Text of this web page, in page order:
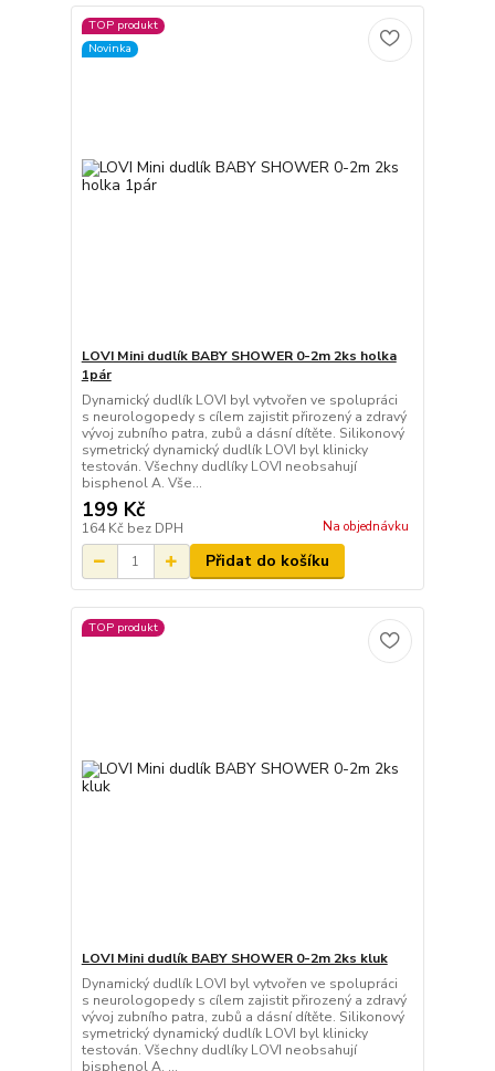
TOP produkt
Novinka
LOVI Mini dudlík BABY SHOWER 0-2m 2ks holka
1pár
Dynamický dudlík LOVI byl vytvořen ve spolupráci
s neurologopedy s cílem zajistit přirozený a zdravý
vývoj zubního patra, zubů a dásní dítěte. Silikonový
symetrický dynamický dudlík LOVI byl klinicky
testován. Všechny dudlíky LOVI neobsahují
bisphenol A. Vše...
199 Kč
164 Kč bez DPH Na objednávku
Přidat do košíku
TOP produkt
LOVI Mini dudlík BABY SHOWER 0-2m 2ks kluk
Dynamický dudlík LOVI byl vytvořen ve spolupráci
s neurologopedy s cílem zajistit přirozený a zdravý
vývoj zubního patra, zubů a dásní dítěte. Silikonový
symetrický dynamický dudlík LOVI byl klinicky
testován. Všechny dudlíky LOVI neobsahují
bisphenol A. ...